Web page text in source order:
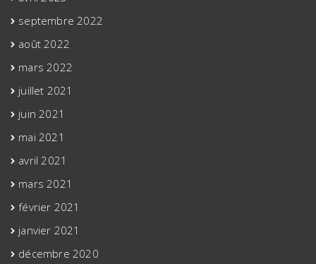
septembre 2022
août 2022
mars 2022
juillet 2021
juin 2021
mai 2021
avril 2021
mars 2021
février 2021
janvier 2021
décembre 2020